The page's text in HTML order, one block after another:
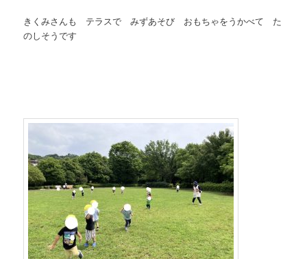
きくみさんも テラスで みずあそび おもちゃをうかべて た
のしそうです